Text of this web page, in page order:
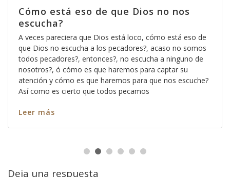
Cómo está eso de que Dios no nos
escucha?
A veces pareciera que Dios está loco, cómo está eso de
que Dios no escucha a los pecadores?, acaso no somos
todos pecadores?, entonces?, no escucha a ninguno de
nosotros?, ó cómo es que haremos para captar su
atención y cómo es que haremos para que nos escuche?
Así como es cierto que todos pecamos
Leer más
Deja una respuesta